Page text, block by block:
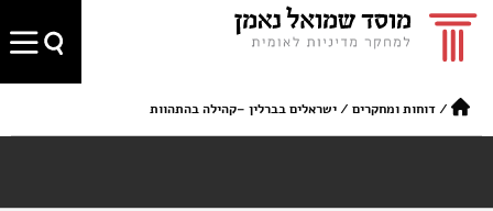
/דוחות ומחקרים /ישראלים בברלין –קהילה בהתהוות